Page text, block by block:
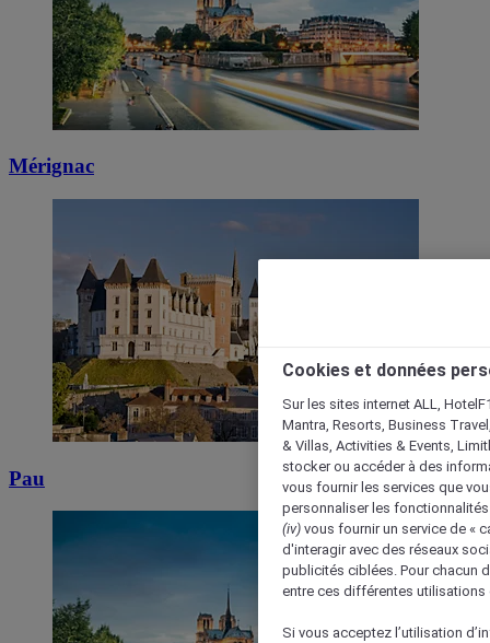
Mérignac
Pau
Cookies et données
Sur les sites internet ALL,
Mantra, Resorts, Business
& Villas, Activities & Events,
stocker ou accéder à des
vous fournir les services que
personnaliser les
(iv) vous fournir un service de «
d'interagir avec des réseaux
publicités ciblées. Pour chacun
entre ces différentes utilisations
Si vous acceptez l’utilisation